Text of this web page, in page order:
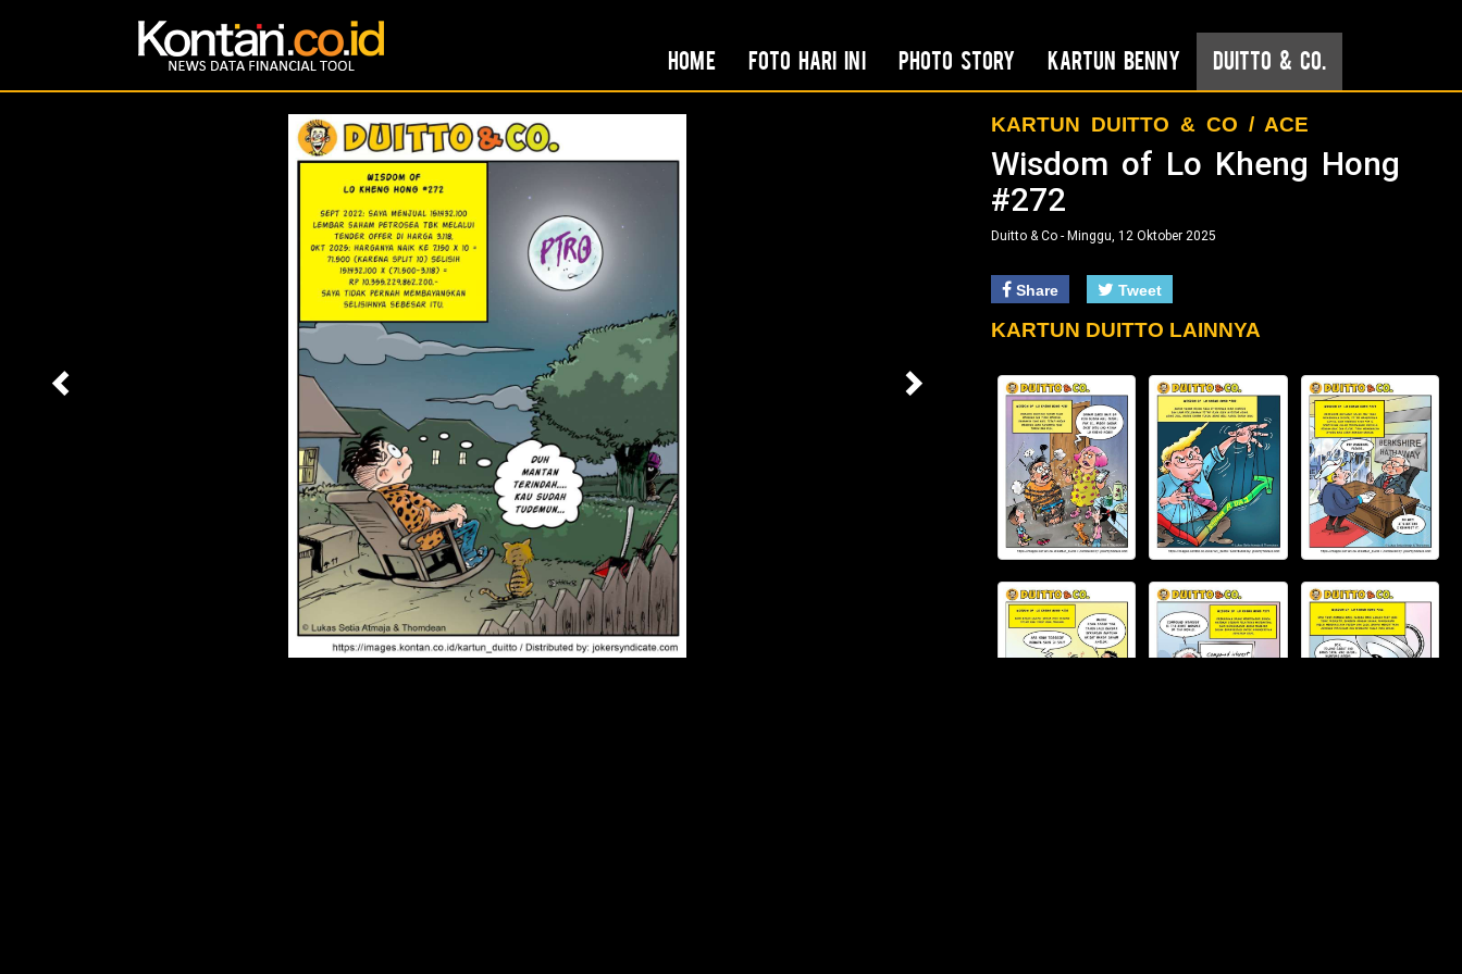
Home Foto Hari Ini Photo Story Kartun Benny Duitto & Co.
KARTUN DUITTO & CO / ACE
Wisdom of Lo Kheng Hong
#272
Duitto & Co - Minggu, 12 Oktober 2025
Share Tweet
KARTUN DUITTO LAINNYA